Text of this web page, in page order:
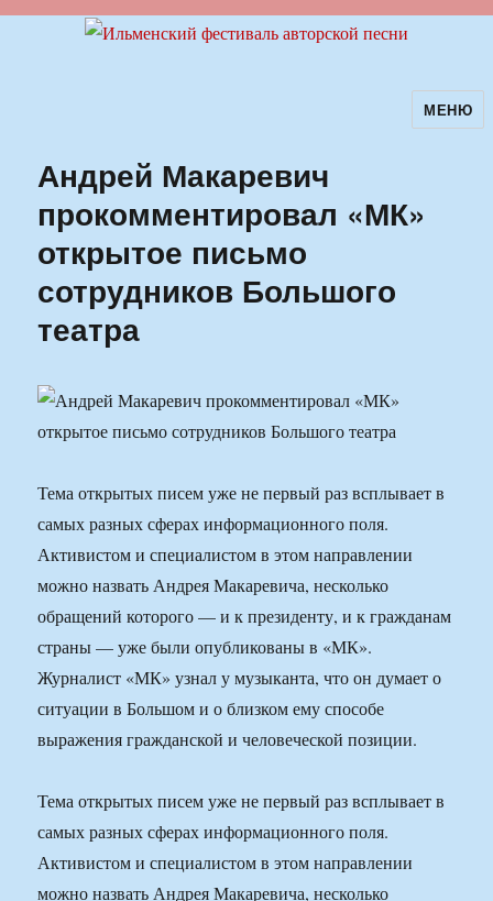
Ильменский фестиваль авторскойМЕНЮ
Андрей Макаревич
прокомментировал «МК»
открытое письмо
сотрудников Большого
театра
Тема открытых писем уже не первый раз всплывает в
самых разных сферах информационного поля.
Активистом и специалистом в этом направлении
можно назвать Андрея Макаревича, несколько
обращений которого — и к президенту, и к гражданам
страны — уже были опубликованы в «МК».
Журналист «МК» узнал у музыканта, что он думает о
ситуации в Большом и о близком ему способе
выражения гражданской и человеческой позиции.
Тема открытых писем уже не первый раз всплывает в
самых разных сферах информационного поля.
Активистом и специалистом в этом направлении
можно назвать Андрея Макаревича, несколько